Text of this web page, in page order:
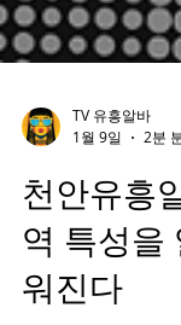
1월 9일
2분
천안유흥
역 특성을